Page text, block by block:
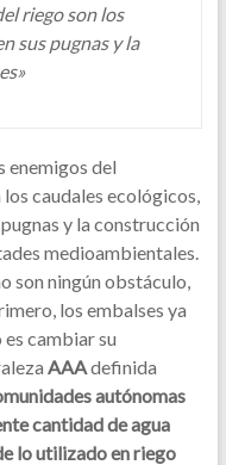
riego son los
sus pugnas y la
enemigos del
caudales ecológicos,
y la construcción
medioambientales.
son ningún obstáculo,
los embalses ya
cambiar su
AAAdefinida
autónomas
cantidad de agua
lo utilizado en riego